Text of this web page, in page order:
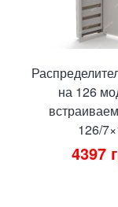
на 126
126/
4397